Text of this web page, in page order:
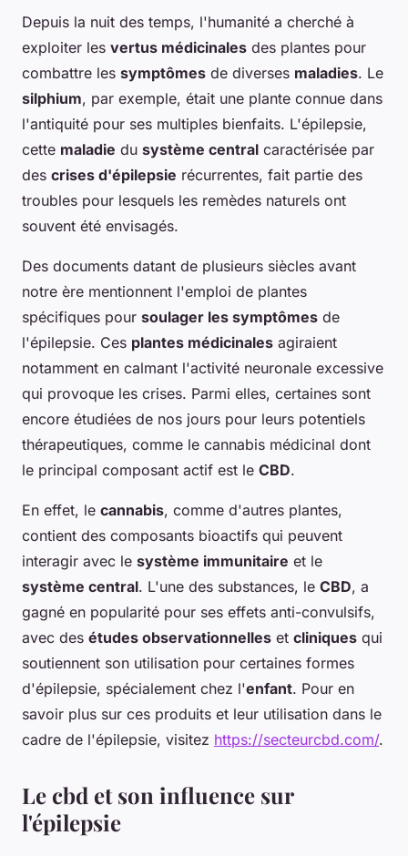
Depuis la nuit des temps, l'humanité a cherché à
exploiter les vertus médicinales des plantes pour
combattre les symptômes de diverses maladies. Le
silphium, par exemple, était une plante connue dans
l'antiquité pour ses multiples bienfaits. L'épilepsie,
cette maladie du système central caractérisée par
des crises d'épilepsie récurrentes, fait partie des
troubles pour lesquels les remèdes naturels ont
souvent été envisagés.
Des documents datant de plusieurs siècles avant
notre ère mentionnent l'emploi de plantes
spécifiques pour soulager les symptômes de
l'épilepsie. Ces plantes médicinales agiraient
notamment en calmant l'activité neuronale excessive
qui provoque les crises. Parmi elles, certaines sont
encore étudiées de nos jours pour leurs potentiels
thérapeutiques, comme le cannabis médicinal dont
le principal composant actif est le CBD.
En effet, le cannabis, comme d'autres plantes,
contient des composants bioactifs qui peuvent
interagir avec le système immunitaire et le
système central. L'une des substances, le CBD, a
gagné en popularité pour ses effets anti-convulsifs,
avec des études observationnelles et cliniques qui
soutiennent son utilisation pour certaines formes
d'épilepsie, spécialement chez l'enfant. Pour en
savoir plus sur ces produits et leur utilisation dans le
cadre de l'épilepsie, visitez https://secteurcbd.com/.
Le cbd et son influence sur
l'épilepsie